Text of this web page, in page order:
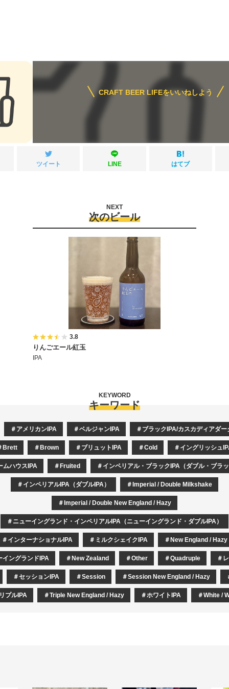
CRAFT BEER LIFEをいいねしよう
ツイート LINE はてブ
次のビール
NEXT
3.8
りんごエール紅玉
IPA
キーワード
KEYWORD
アメリカンIPA ベルジャンIPA ブラックIPA/カスカディアダー
Brett Brown ブリュットIPA Cold イングリッシュ
ムハウスIPA Fruited インペリアル・ブラックIPA（ダブル・ブラッ
インペリアルIPA（ダブルIPA） Imperial / Double Milkshake
Imperial / Double New England / Hazy
ニューイングランド・インペリアルIPA（ニューイングランド・ダブルIPA）
インターナショナルIPA ミルクシェイクIPA New England / Hazy
イングランドIPA New Zealand Other Quadruple
セッションIPA Session Session New England / Hazy
プルIPA Triple New England / Hazy ホワイトIPA White /